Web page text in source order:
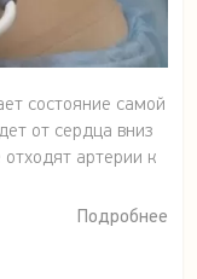
состояние самой
от сердца вниз
артерии к
Подробнее